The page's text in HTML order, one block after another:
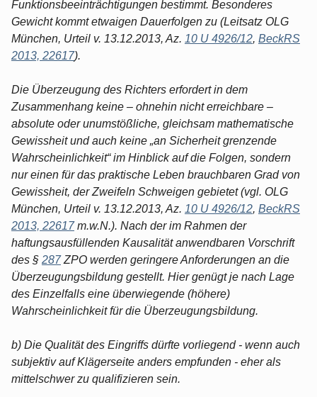
Funktionsbeeinträchtigungen bestimmt. Besonderes
Gewicht kommt etwaigen Dauerfolgen zu (Leitsatz OLG
München, Urteil v. 13.12.2013, Az. 10 U 4926/12, BeckRS
2013, 22617).
Die Überzeugung des Richters erfordert in dem
Zusammenhang keine – ohnehin nicht erreichbare –
absolute oder unumstößliche, gleichsam mathematische
Gewissheit und auch keine „an Sicherheit grenzende
Wahrscheinlichkeit“ im Hinblick auf die Folgen, sondern
nur einen für das praktische Leben brauchbaren Grad von
Gewissheit, der Zweifeln Schweigen gebietet (vgl. OLG
München, Urteil v. 13.12.2013, Az. 10 U 4926/12, BeckRS
2013, 22617m.w.N.). Nach der im Rahmen der
haftungsausfüllenden Kausalität anwendbaren Vorschrift
des § 287ZPO werden geringere Anforderungen an die
Überzeugungsbildung gestellt. Hier genügt je nach Lage
des Einzelfalls eine überwiegende (höhere)
Wahrscheinlichkeit für die Überzeugungsbildung.
b) Die Qualität des Eingriffs dürfte vorliegend - wenn auch
subjektiv auf Klägerseite anders empfunden - eher als
mittelschwer zu qualifizieren sein.